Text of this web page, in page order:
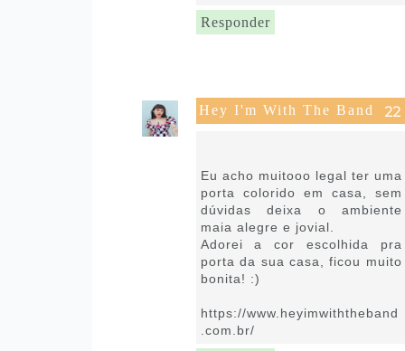
Responder
Hey I'm With The Band
Eu acho muitooo legal ter uma
porta colorido em casa, sem
dúvidas deixa o ambiente
maia alegre e jovial.
Adorei a cor escolhida pra
porta da sua casa, ficou muito
bonita! :)
https://www.heyimwiththeband
.com.br/